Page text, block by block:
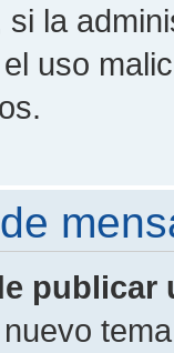
la
uso
publicar